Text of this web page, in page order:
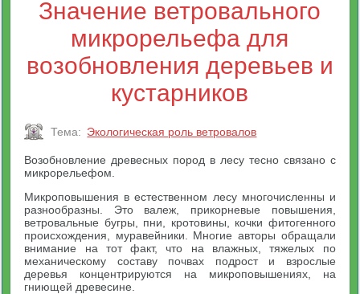
Значение ветровального
микрорельефа для
возобновления деревьев и
кустарников
Тема: Экологическая роль ветровалов
Возобновление древесных пород в лесу тесно связано с
микрорельефом.
Микроповышения в естественном лесу многочисленны и
разнообразны. Это валеж, прикорневые повышения,
ветровальные бугры, пни, кротовины, кочки фитогенного
происхождения, муравейники. Многие авторы обращали
внимание на тот факт, что на влажных, тяжелых по
механическому составу почвах подрост и взрослые
деревья концентрируются на микроповышениях, на
гниющей древесине.